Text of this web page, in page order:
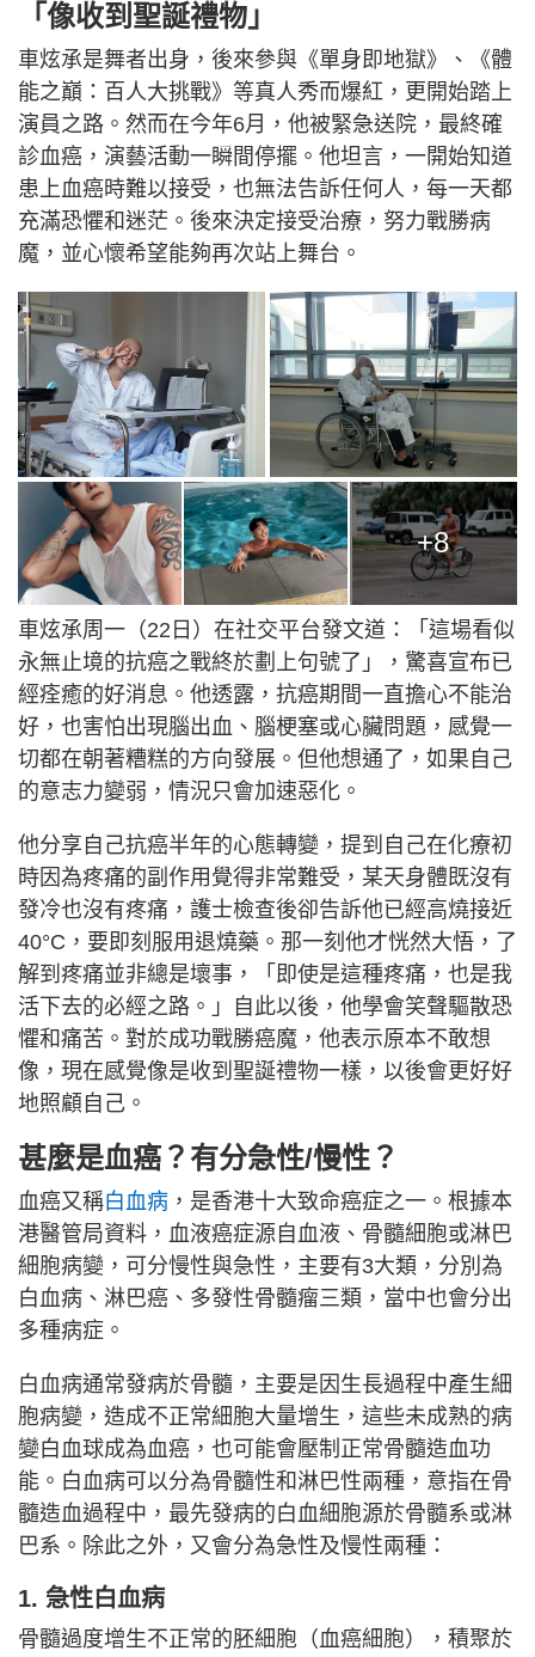
「像收到聖誕禮物」
車炫承是舞者出身，後來參與《單身即地獄》、《體
能之巔：百人大挑戰》等真人秀而爆紅，更開始踏上
演員之路。然而在今年6月，他被緊急送院，最終確
診血癌，演藝活動一瞬間停擺。他坦言，一開始知道
患上血癌時難以接受，也無法告訴任何人，每一天都
充滿恐懼和迷茫。後來決定接受治療，努力戰勝病
魔，並心懷希望能夠再次站上舞台。
+8
車炫承周一（22日）在社交平台發文道：「這場看似
永無止境的抗癌之戰終於劃上句號了」，驚喜宣布已
經痊癒的好消息。他透露，抗癌期間一直擔心不能治
好，也害怕出現腦出血、腦梗塞或心臟問題，感覺一
切都在朝著糟糕的方向發展。但他想通了，如果自己
的意志力變弱，情況只會加速惡化。
他分享自己抗癌半年的心態轉變，提到自己在化療初
時因為疼痛的副作用覺得非常難受，某天身體既沒有
發冷也沒有疼痛，護士檢查後卻告訴他已經高燒接近
40°C，要即刻服用退燒藥。那一刻他才恍然大悟，了
解到疼痛並非總是壞事，「即使是這種疼痛，也是我
活下去的必經之路。」自此以後，他學會​​笑聲驅散恐
懼和痛苦。對於成功戰勝癌魔，他表示原本不敢想
像，現在感覺像是收到聖誕禮物一樣，以後會更好好
地照顧自己。
甚麼是血癌？有分急性/慢性？
血癌又稱白血病 ，是香港十大致命癌症之一。根據本
港醫管局資料，血液癌症源自血液、骨髓細胞或淋巴
細胞病變，可分慢性與急性，主要有3大類，分別為
白血病、淋巴癌、多發性骨髓瘤三類，當中也會分出
多種病症。
白血病通常發病於骨髓，主要是因生長過程中產生細
胞病變，造成不正常細胞大量增生，這些未成熟的病
變白血球成為血癌，也可能會壓制正常骨髓造血功
能。白血病可以分為骨髓性和淋巴性兩種，意指在骨
髓造血過程中，最先發病的白血細胞源於骨髓系或淋
巴系。除此之外，又會分為急性及慢性兩種：
1. 急性白血病
骨髓過度增生不正常的胚細胞（血癌細胞），積聚於